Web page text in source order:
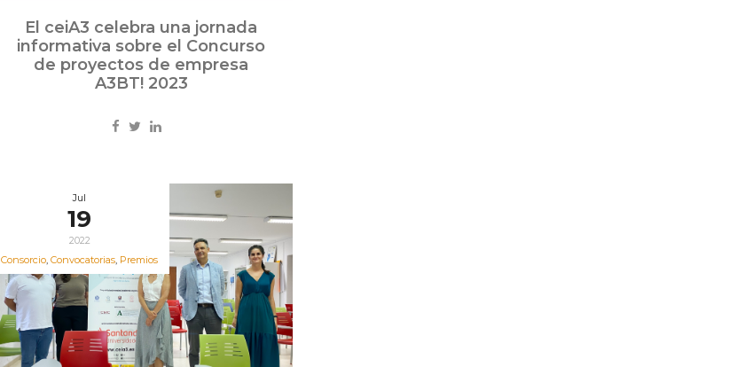
El ceiA3 celebra una jornada
informativa sobre el Concurso
de proyectos de empresa
A3BT! 2023
Jul
19
2022
Consorcio, Convocatorias, Premios